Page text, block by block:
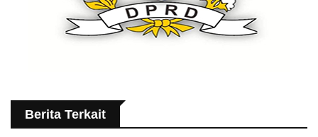
Berita Terkait